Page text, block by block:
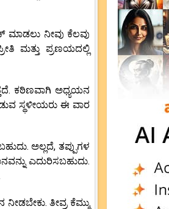
ಮಾಡಲು ನೀವು ಕೆಲವು
ಮತ್ತು ಪ್ರಣಯದಲ್ಲಿ
ಕಠಿಣವಾಗಿ ಅಧ್ಯಯನ
ಸ್ಥಳೀಯರು ಈ ವಾರ
ಅಲ್ಲದೆ, ತಪ್ಪುಗಳ
ಎದುರಿಸಬಹುದು.
ತೀವ್ರ ಕೆಮ್ಮು